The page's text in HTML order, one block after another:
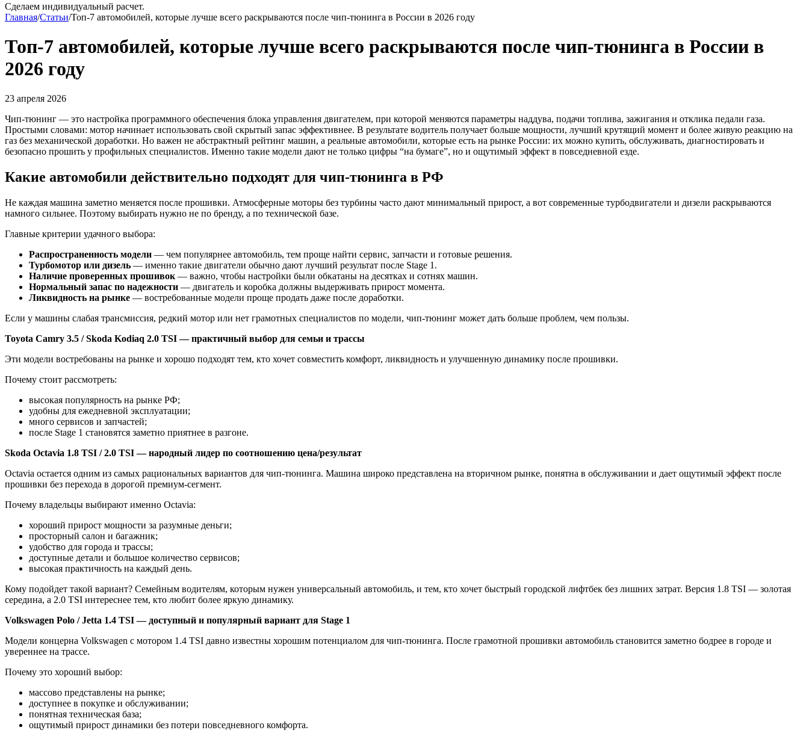
Сделаем индивидуальный расчет.
Главная/Статьи/Топ-7 автомобилей, которые лучше всего раскрываются после чип-тюнинга в России в 2026 году
Топ-7 автомобилей, которые лучше всего раскрываются после чип-тюнинга в России в
2026 году
23 апреля 2026
Чип-тюнинг — это настройка программного обеспечения блока управления двигателем, при которой меняются параметры наддува, подачи топлива, зажигания и отклика педали газа.
Простыми словами: мотор начинает использовать свой скрытый запас эффективнее. В результате водитель получает больше мощности, лучший крутящий момент и более живую реакцию на
газ без механической доработки. Но важен не абстрактный рейтинг машин, а реальные автомобили, которые есть на рынке России: их можно купить, обслуживать, диагностировать и
безопасно прошить у профильных специалистов. Именно такие модели дают не только цифры “на бумаге”, но и ощутимый эффект в повседневной езде.
Какие автомобили действительно подходят для чип-тюнинга в РФ
Не каждая машина заметно меняется после прошивки. Атмосферные моторы без турбины часто дают минимальный прирост, а вот современные турбодвигатели и дизели раскрываются
намного сильнее. Поэтому выбирать нужно не по бренду, а по технической базе.
Главные критерии удачного выбора:
Распространенность модели — чем популярнее автомобиль, тем проще найти сервис, запчасти и готовые решения.
Турбомотор или дизель — именно такие двигатели обычно дают лучший результат после Stage 1.
Наличие проверенных прошивок — важно, чтобы настройки были обкатаны на десятках и сотнях машин.
Нормальный запас по надежности — двигатель и коробка должны выдерживать прирост момента.
Ликвидность на рынке — востребованные модели проще продать даже после доработки.
Если у машины слабая трансмиссия, редкий мотор или нет грамотных специалистов по модели, чип-тюнинг может дать больше проблем, чем пользы.
Toyota Camry 3.5 /Skoda Kodiaq 2.0 TSI— практичный выбор для семьи и трассы
Эти модели востребованы на рынке и хорошо подходят тем, кто хочет совместить комфорт, ликвидность и улучшенную динамику после прошивки.
Почему стоит рассмотреть:
высокая популярность на рынке РФ;
удобны для ежедневной эксплуатации;
много сервисов и запчастей;
после Stage 1 становятся заметно приятнее в разгоне.
Skoda Octavia 1.8 TSI / 2.0 TSI — народный лидер по соотношению цена/результат
Octavia остается одним из самых рациональных вариантов для чип-тюнинга. Машина широко представлена на вторичном рынке, понятна в обслуживании и дает ощутимый эффект после
прошивки без перехода в дорогой премиум-сегмент.
Почему владельцы выбирают именно Octavia:
хороший прирост мощности за разумные деньги;
просторный салон и багажник;
удобство для города и трассы;
доступные детали и большое количество сервисов;
высокая практичность на каждый день.
Кому подойдет такой вариант? Семейным водителям, которым нужен универсальный автомобиль, и тем, кто хочет быстрый городской лифтбек без лишних затрат. Версия 1.8 TSI — золотая
середина, а 2.0 TSI интереснее тем, кто любит более яркую динамику.
Volkswagen Polo /Jetta 1.4 TSI— доступный и популярный вариант для Stage 1
Модели концерна Volkswagen с мотором 1.4 TSI давно известны хорошим потенциалом для чип-тюнинга. После грамотной прошивки автомобиль становится заметно бодрее в городе и
увереннее на трассе.
Почему это хороший выбор:
массово представлены на рынке;
доступнее в покупке и обслуживании;
понятная техническая база;
ощутимый прирост динамики без потери повседневного комфорта.